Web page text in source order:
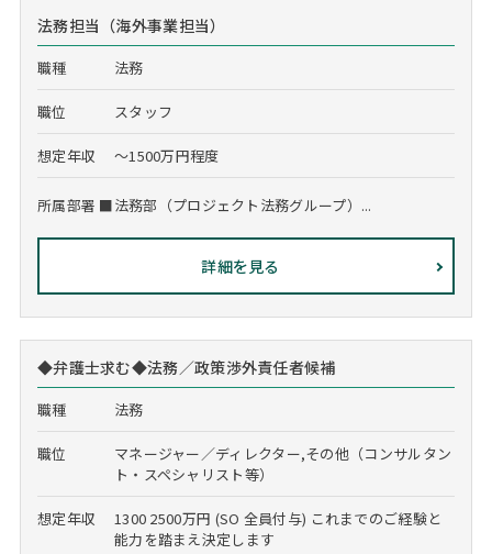
法務担当（海外事業担当）
職種 法務
職位 スタッフ
想定年収 ～1500万円程度
所属部署 ■法務部（プロジェクト法務グループ）...
詳細を見る
◆弁護士求む◆法務／政策渉外責任者候補
職種 法務
職位
マネージャー／ディレクター,その他（コンサルタン
ト・スペシャリスト等）
想定年収
1300 2500万円 (SO 全員付与) これまでのご経験と
能力を踏まえ決定します